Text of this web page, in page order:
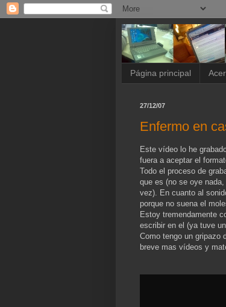
Página principal
27/12/07
Enfermo en
Este vídeo lo he
fuera a aceptar el
Todo el proceso de
que es (no se oye
vez). En cuanto al
porque no suena el
Estoy tremendamente
escribir en el (ya tuve
Como tengo un gripazo
breve mas vídeos y